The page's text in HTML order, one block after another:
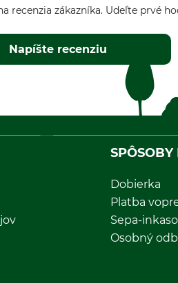
recenzia zákazníka. Udeľte prvé
Napíšte recenziu
SPÔSOBY
Dobierka
Platba
Sepa-inkaso
Osobný